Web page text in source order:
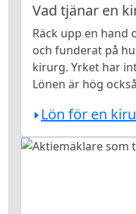
Vad tjänar en
Räck upp en hand
och funderat på
kirurg. Yrket har
Lönen är hög
Lön för en